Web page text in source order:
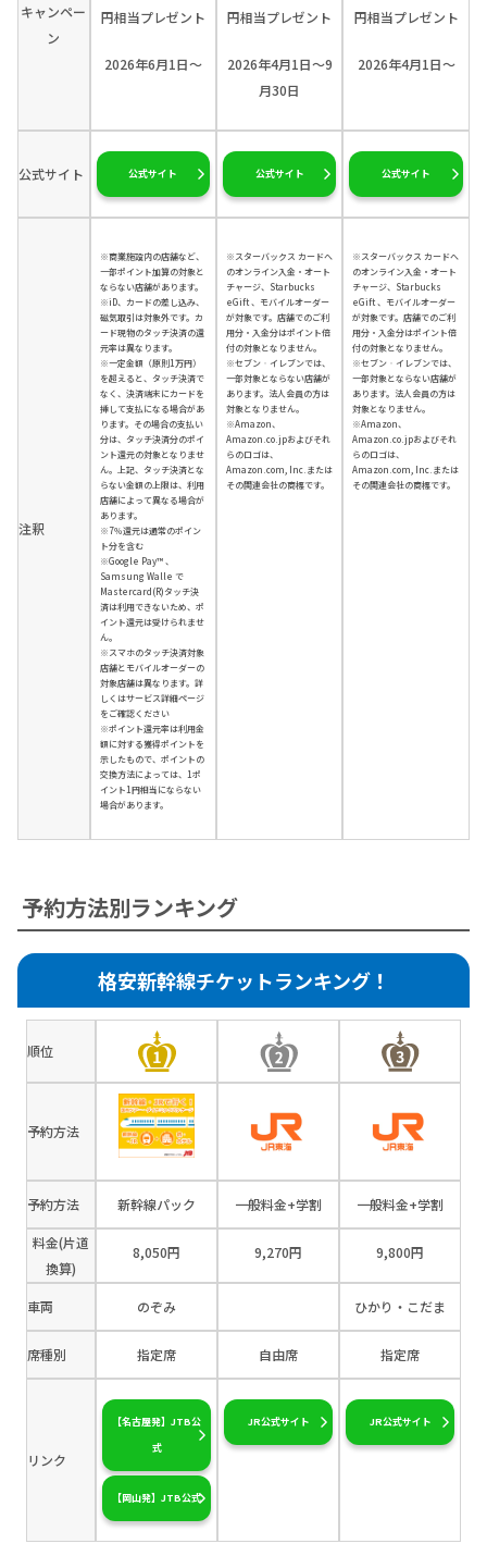
キャンペー
ン
円相当プレゼント
2026年6月1日～
円相当プレゼント
2026年4月1日～9
月30日
円相当プレゼント
2026年4月1日～
公式サイト 公式サイト 公式サイト 公式サイト
注釈
※商業施設内の店舗など、
一部ポイント加算の対象と
ならない店舗があります。
※iD、カードの差し込み、
磁気取引は対象外です。カ
ード現物のタッチ決済の還
元率は異なります。
※一定金額（原則1万円）
を超えると、タッチ決済で
なく、決済端末にカードを
挿して支払になる場合があ
ります。その場合の支払い
分は、タッチ決済分のポイ
ント還元の対象となりませ
ん。上記、タッチ決済とな
らない金額の上限は、利用
店舗によって異なる場合が
あります。
※7％還元は通常のポイン
ト分を含む
※Google Pay™ 、
Samsung Walle で
Mastercard(R)タッチ決
済は利用できないため、ポ
イント還元は受けられませ
ん。
※スマホのタッチ決済対象
店舗とモバイルオーダーの
対象店舗は異なります。詳
しくはサービス詳細ページ
をご確認ください
※ポイント還元率は利用金
額に対する獲得ポイントを
示したもので、ポイントの
交換方法によっては、1ポ
イント1円相当にならない
場合があります。
※スターバックス カードへ
のオンライン入金・オート
チャージ、Starbucks
eGift 、モバイルオーダー
が対象です。店舗でのご利
用分・入金分はポイント倍
付の対象となりません。
※セブン‐イレブンでは、
一部対象とならない店舗が
あります。法人会員の方は
対象となりません。
※Amazon、
Amazon.co.jpおよびそれ
らのロゴは、
Amazon.com, Inc.または
その関連会社の商標です。
※スターバックス カードへ
のオンライン入金・オート
チャージ、Starbucks
eGift 、モバイルオーダー
が対象です。店舗でのご利
用分・入金分はポイント倍
付の対象となりません。
※セブン‐イレブンでは、
一部対象とならない店舗が
あります。法人会員の方は
対象となりません。
※Amazon、
Amazon.co.jpおよびそれ
らのロゴは、
Amazon.com, Inc.または
その関連会社の商標です。
予約方法別ランキング
格安新幹線チケットランキング！
順位
予約方法
予約方法 新幹線パック 一般料金+学割 一般料金+学割
料金(片道
換算)
8,050円 9,270円 9,800円
車両 のぞみ ひかり・こだま
席種別 指定席 自由席 指定席
リンク
【名古屋発】JTB公
式
【岡山発】JTB公式
JR公式サイト JR公式サイト